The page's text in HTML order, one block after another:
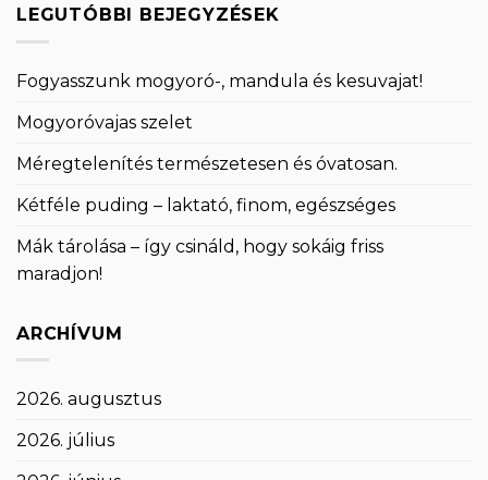
LEGUTÓBBI BEJEGYZÉSEK
Fogyasszunk mogyoró-, mandula és kesuvajat!
Mogyoróvajas szelet
Méregtelenítés természetesen és óvatosan.
Kétféle puding – laktató, finom, egészséges
Mák tárolása – így csináld, hogy sokáig friss
maradjon!
ARCHÍVUM
2026. augusztus
2026. július